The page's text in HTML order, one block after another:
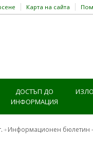
Карта на сайта
ДОСТЪП ДО
ИНФОРМАЦИЯ
Информационен бюлетин